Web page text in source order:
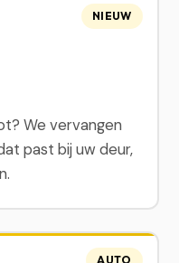
We vervangen
past bij uw deur,
NIEUW
AUTO